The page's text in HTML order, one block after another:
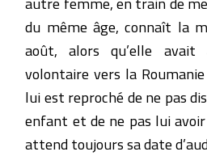
du même âge, connaît la
août, alors qu’elle avait
volontaire vers la
lui est reproché de ne pas
enfant et de ne pas lui
attend toujours sa date